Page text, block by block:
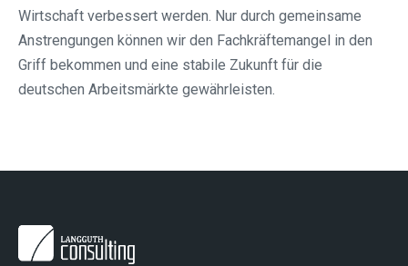
Wirtschaft verbessert werden. Nur durch gemeinsame
Anstrengungen können wir den Fachkräftemangel in den
Griff bekommen und eine stabile Zukunft für die
deutschen Arbeitsmärkte gewährleisten.